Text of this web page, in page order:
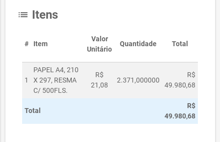
list Itens
# Item
Valor
Unitário
Quantidade Total
1
PAPEL A4, 210
X 297, RESMA
C/ 500FLS.
R$
21,08
2.371,000000
R$
49.980,68
Total
R$
49.980,68